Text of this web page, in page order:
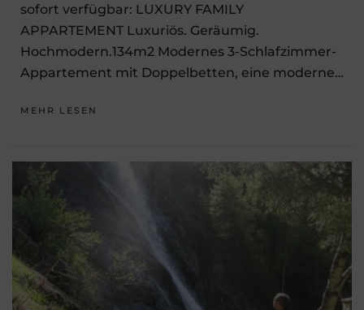
sofort verfügbar: LUXURY FAMILY
APPARTEMENT Luxuriös. Geräumig.
Hochmodern.134m2 Modernes 3-Schlafzimmer-
Appartement mit Doppelbetten, eine moderne…
MEHR LESEN